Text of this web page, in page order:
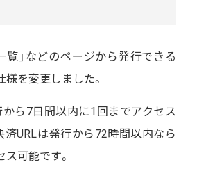
覧」などのページから発行できる
様を変更しました。
から7日間以内に1回までアクセス
済URLは発行から72時間以内なら
可能です。